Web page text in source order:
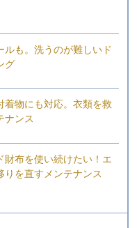
ルも。洗うのが難しいド
グ
着物にも対応。衣類を救
ナンス
財布を使い続けたい！エ
りを直すメンテナンス